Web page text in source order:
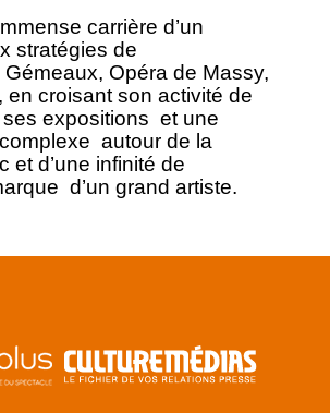
carrière d’un
stratégies de
Opéra de Massy,
croisant son activité de
expositions et une
autour de la
et d’une infinité de
d’un grand artiste.